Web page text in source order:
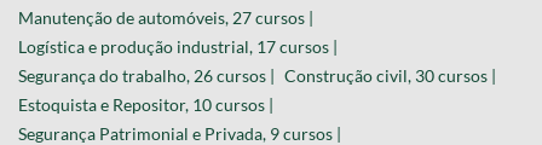
Manutenção de automóveis, 27 cursos |
Logística e produção industrial, 17 cursos |
Segurança do trabalho, 26 cursos | Construção civil, 30 cursos |
Estoquista e Repositor, 10 cursos |
Segurança Patrimonial e Privada, 9 cursos |